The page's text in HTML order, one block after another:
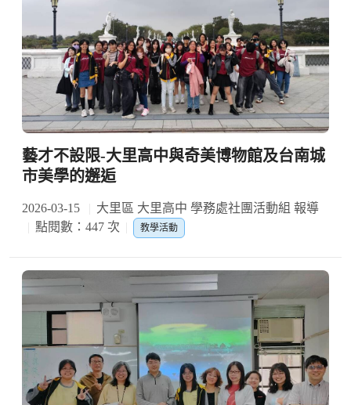
藝才不設限-大里高中與奇美博物館及台南城
市美學的邂逅
2026-03-15
大里區 大里高中 學務處社團活動組 報導
點閱數：447 次
教學活動